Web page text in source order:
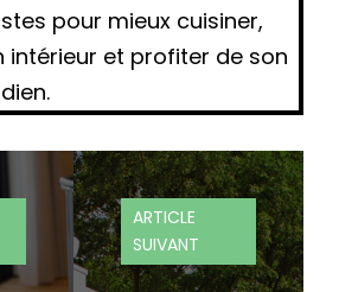
pour mieux cuisiner,
intérieur et profiter de son
ARTICLE
SUIVANT